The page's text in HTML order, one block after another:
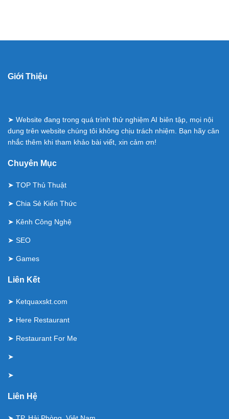
Giới Thiệu
➤ Website đang trong quá trình thử nghiệm AI biên tập, mọi nội
dung trên website chúng tôi không chịu trách nhiệm. Bạn hãy cân
nhắc thêm khi tham khảo bài viết, xin cảm ơn!
Chuyên Mục
➤ TOP Thủ Thuật
➤ Chia Sẻ Kiến Thức
➤ Kênh Công Nghệ
➤ SEO
➤ Games
Liên Kết
➤ Ketquaxskt.com
➤ Here Restaurant
➤ Restaurant For Me
➤
➤
Liên Hệ